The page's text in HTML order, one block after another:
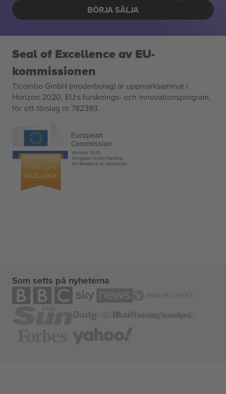
BÖRJA SÄLJA
Seal of Excellence av EU-
kommissionen
Ticombo GmbH (moderbolag) är uppmärksammat i
Horizon 2020, EU:s forsknings- och innovationsprogram,
för sitt förslag nr 782393.
Som setts på nyheterna